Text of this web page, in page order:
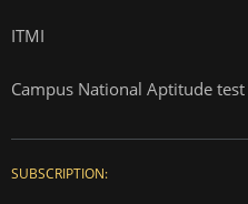
ITMI
Campus National Aptitude test
SUBSCRIPTION: